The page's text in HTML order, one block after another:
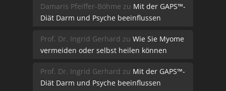
Damaris Pfeiffer-Böhme zu Mit der GAPS™-
Diät Darm und Psyche beeinflussen
Prof. Dr. Ingrid Gerhard zu Wie Sie Myome
vermeiden oder selbst heilen können
Prof. Dr. Ingrid Gerhard zu Mit der GAPS™-
Diät Darm und Psyche beeinflussen